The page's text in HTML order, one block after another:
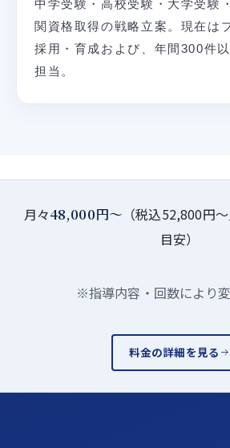
中学受験・高校受験・大学受験
関資格取得の戦略立案。現在は
採用・育成および、年間300件
担当。
月々48,000円〜 （税込52,800円
目安）
※指導内容・回数により
料金の詳細を見る